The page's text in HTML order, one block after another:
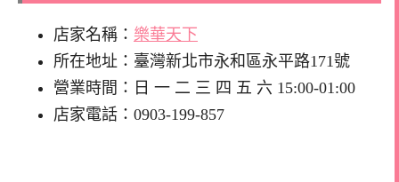
店家名稱： 樂華天下
所在地址：臺灣新北市永和區永平路171號
營業時間：日 一 二 三 四 五 六 15:00-01:00
店家電話：0903-199-857